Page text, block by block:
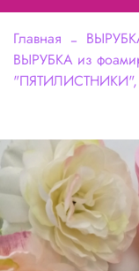
Главная
ВЫРУБКА из
"ПЯТИЛИСТНИКИ",